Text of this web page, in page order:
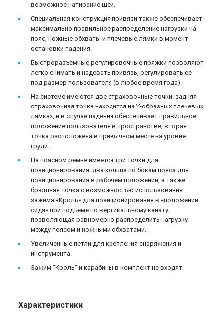
возможное натирание шеи.
Специальная конструкция привязи также обеспечивает
максимально правильное распределение нагрузки на
пояс, ножные обхваты и плечевые лямки в момент
остановки падения.
Быстроразъемные регулировочные пряжки позволяют
легко снимать и надевать привязь, регулировать ее
под размер пользователя (в любое время года).
На системе имеются две страховочные точки: задняя
страховочная точка находится на Y-образных плечевых
лямках, и в случае падения обеспечивает правильное
положение пользователя в пространстве; вторая
точка расположена в привычном месте на уровне
груди.
На поясном ремне имеется три точки для
позиционирования: два кольца по бокам пояса для
позиционирования в рабочем положении, а также
брюшная точка с возможностью использования
зажима «Кроль» для позиционирования в «положении
сидя» при подъеме по вертикальному канату,
позволяющая равномерно распределить нагрузку
между поясом и ножными обхватами.
Увеличенные петли для крепления снаряжения и
инструмента.
Зажим "Кроль" и карабины в комплект не входят.
Характеристики